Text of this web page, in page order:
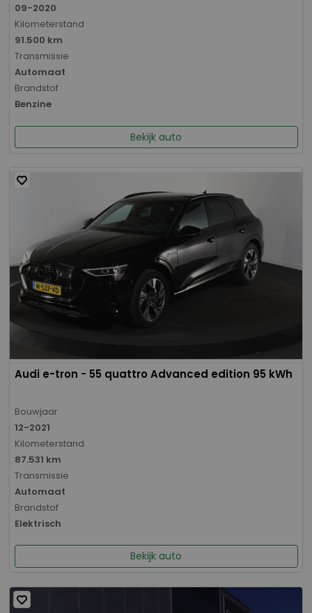
09-2020
Kilometerstand
91.500 km
Transmissie
Automaat
Brandstof
Benzine
Bekijk auto
Audi e-tron - 55 quattro Advanced edition 95 kWh
Bouwjaar
12-2021
Kilometerstand
87.531 km
Transmissie
Automaat
Brandstof
Elektrisch
Bekijk auto